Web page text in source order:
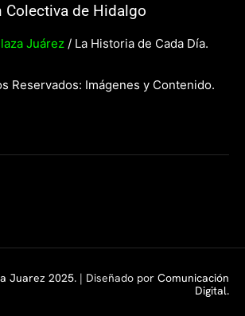
Colectiva de Hidalgo
Juárez / La Historia de Cada Día.
Reservados: Imágenes y Contenido.
Juarez 2025. | Diseñado por Comunicación
Digital.